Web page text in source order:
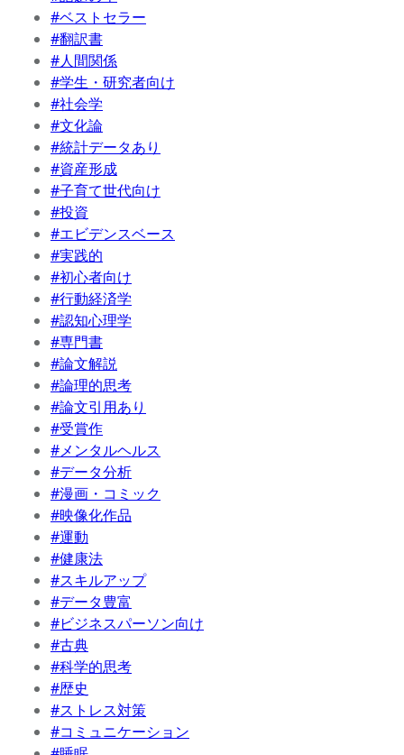
#ベストセラー
#翻訳書
#人間関係
#学生・研究者向け
#社会学
#文化論
#統計データあり
#資産形成
#子育て世代向け
#投資
#エビデンスベース
#実践的
#初心者向け
#行動経済学
#認知心理学
#専門書
#論文解説
#論理的思考
#論文引用あり
#受賞作
#メンタルヘルス
#データ分析
#漫画・コミック
#映像化作品
#運動
#健康法
#スキルアップ
#データ豊富
#ビジネスパーソン向け
#古典
#科学的思考
#歴史
#ストレス対策
#コミュニケーション